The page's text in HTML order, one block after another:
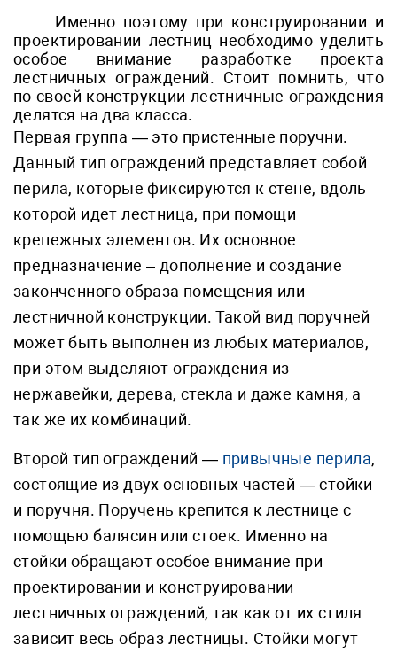
Именно поэтому при конструировании и
проектировании лестниц необходимо уделить
особое внимание разработке проекта
лестничных ограждений. Стоит помнить, что
по своей конструкции лестничные ограждения
делятся на два класса.
Первая группа — это пристенные поручни.
Данный тип ограждений представляет собой
перила, которые фиксируются к стене, вдоль
которой идет лестница, при помощи
крепежных элементов. Их основное
предназначение – дополнение и создание
законченного образа помещения или
лестничной конструкции. Такой вид поручней
может быть выполнен из любых материалов,
при этом выделяют ограждения из
нержавейки, дерева, стекла и даже камня, а
так же их комбинаций.
Второй тип ограждений — привычные перила,
состоящие из двух основных частей — стойки
и поручня. Поручень крепится к лестнице с
помощью балясин или стоек. Именно на
стойки обращают особое внимание при
проектировании и конструировании
лестничных ограждений, так как от их стиля
зависит весь образ лестницы. Стойки могут